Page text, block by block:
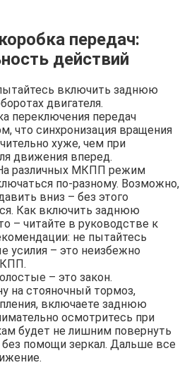
передач:
действий
включить заднюю
двигателя.
переключения передач
что синхронизация вращения
хуже, чем при
движения вперед.
различных МКПП режим
по-разному. Возможно,
вниз – без этого
Как включить заднюю
– читайте в руководстве к
не пытайтесь
усилия – это неизбежно
– это закон.
на стояночный тормоз,
включаете заднюю
осмотритесь при
будет не лишним повернуть
без помощи зеркал. Дальше все